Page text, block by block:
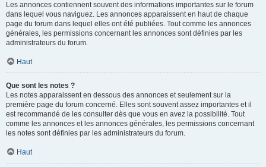
Les annonces contiennent souvent des informations importantes sur le forum
dans lequel vous naviguez. Les annonces apparaissent en haut de chaque
page du forum dans lequel elles ont été publiées. Tout comme les annonces
générales, les permissions concernant les annonces sont définies par les
administrateurs du forum.
Haut
Que sont les notes ?
Les notes apparaissent en dessous des annonces et seulement sur la
première page du forum concerné. Elles sont souvent assez importantes et il
est recommandé de les consulter dès que vous en avez la possibilité. Tout
comme les annonces et les annonces générales, les permissions concernant
les notes sont définies par les administrateurs du forum.
Haut